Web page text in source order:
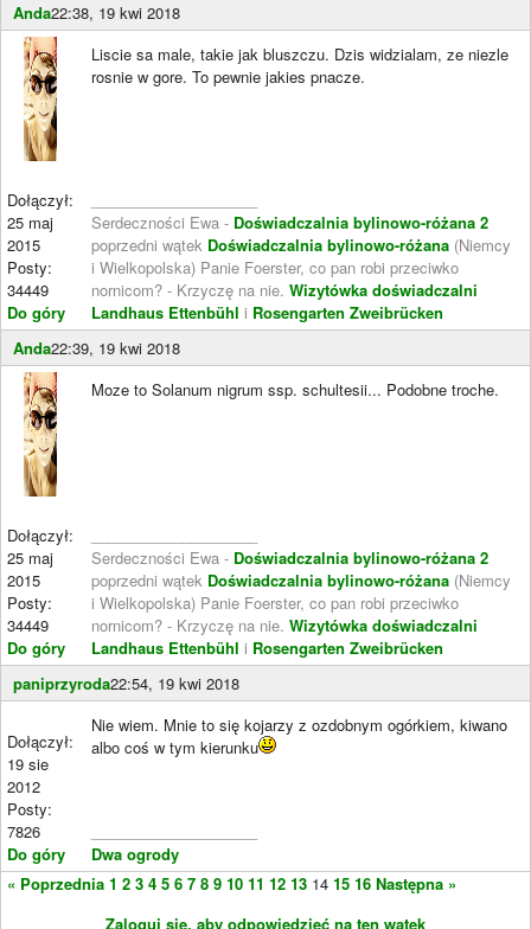
Anda22:38, 19 kwi 2018
Dołączył:
25 maj
2015
Posty:
34449
Do góry
Liscie sa male, takie jak bluszczu. Dzis widzialam, ze niezle
rosnie w gore. To pewnie jakies pnacze.
Serdeczności Ewa - Doświadczalnia bylinowo-różana 2
poprzedni wątek Doświadczalnia bylinowo-różana (Niemcy
i Wielkopolska) Panie Foerster, co pan robi przeciwko
nornicom? - Krzyczę na nie. Wizytówka doświadczalni
Landhaus Ettenbühl i Rosengarten Zweibrücken
Anda22:39, 19 kwi 2018
Dołączył:
25 maj
2015
Posty:
34449
Do góry
Moze to Solanum nigrum ssp. schultesii... Podobne troche.
Serdeczności Ewa - Doświadczalnia bylinowo-różana 2
poprzedni wątek Doświadczalnia bylinowo-różana (Niemcy
i Wielkopolska) Panie Foerster, co pan robi przeciwko
nornicom? - Krzyczę na nie. Wizytówka doświadczalni
Landhaus Ettenbühl i Rosengarten Zweibrücken
paniprzyroda22:54, 19 kwi 2018
Dołączył:
19 sie
2012
Posty:
7826
Do góry
Nie wiem. Mnie to się kojarzy z ozdobnym ogórkiem, kiwano
albo coś w tym kierunku
Dwa ogrody
« Poprzednia 1 2 3 4 5 6 7 8 9 10 11 12 13 14 15 16 Następna »
Zaloguj się, aby odpowiedzieć na ten wątek